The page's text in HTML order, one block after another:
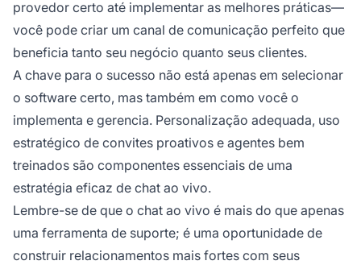
provedor certo até implementar as melhores práticas—
você pode criar um canal de comunicação perfeito que
beneficia tanto seu negócio quanto seus clientes.
A chave para o sucesso não está apenas em selecionar
o software certo, mas também em como você o
implementa e gerencia. Personalização adequada, uso
estratégico de convites proativos e agentes bem
treinados são componentes essenciais de uma
estratégia eficaz de chat ao vivo.
Lembre-se de que o chat ao vivo é mais do que apenas
uma ferramenta de suporte; é uma oportunidade de
construir relacionamentos mais fortes com seus